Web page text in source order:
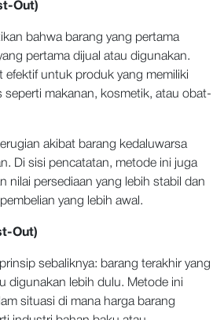
Out)
bahwa barang yang pertama
pertama dijual atau digunakan.
efektif untuk produk yang memiliki
seperti makanan, kosmetik, atau obat-
akibat barang kedaluwarsa
Di sisi pencatatan, metode ini juga
nilai persediaan yang lebih stabil dan
yang lebih awal.
Out)
sebaliknya: barang terakhir yang
digunakan lebih dulu. Metode ini
situasi di mana harga barang